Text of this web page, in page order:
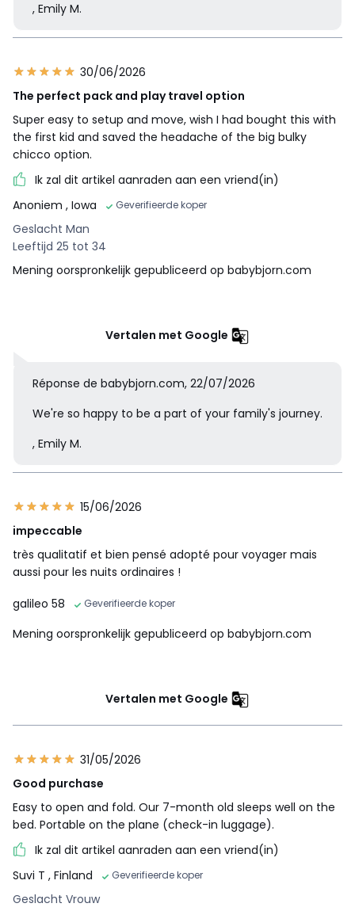
, Emily M.
30/06/2026
The perfect pack and play travel option
Super easy to setup and move, wish I had bought this with
the first kid and saved the headache of the big bulky
chicco option.
Ik zal dit artikel aanraden aan een vriend(in)
Anoniem , Iowa Geverifieerde koper
Geslacht Man
Leeftijd 25 tot 34
Mening oorspronkelijk gepubliceerd op babybjorn.com
Vertalen met Google
Réponse de babybjorn.com, 22/07/2026
We're so happy to be a part of your family's journey.
, Emily M.
15/06/2026
impeccable
très qualitatif et bien pensé adopté pour voyager mais
aussi pour les nuits ordinaires !
galileo 58
Geverifieerde koper
Mening oorspronkelijk gepubliceerd op babybjorn.com
Vertalen met Google
31/05/2026
Good purchase
Easy to open and fold. Our 7-month old sleeps well on the
bed. Portable on the plane (check-in luggage).
Ik zal dit artikel aanraden aan een vriend(in)
Suvi T , Finland Geverifieerde koper
Geslacht Vrouw